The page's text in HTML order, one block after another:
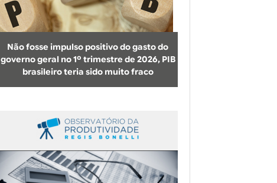
b
u
s
c
a
Não fosse impulso positivo do gasto do
governo geral no 1º trimestre de 2026, PIB
brasileiro teria sido muito fraco